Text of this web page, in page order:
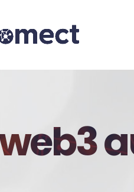
web3